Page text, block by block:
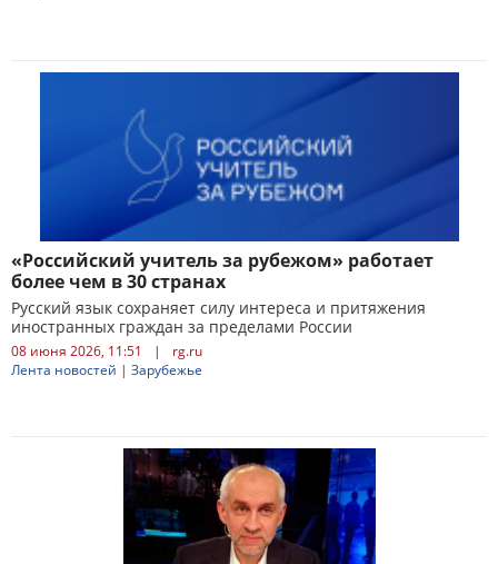
«Российский учитель за рубежом» работает
более чем в 30 странах
Русский язык сохраняет силу интереса и притяжения
иностранных граждан за пределами России
08 июня 2026, 11:51 |
rg.ru
Лента новостей | Зарубежье